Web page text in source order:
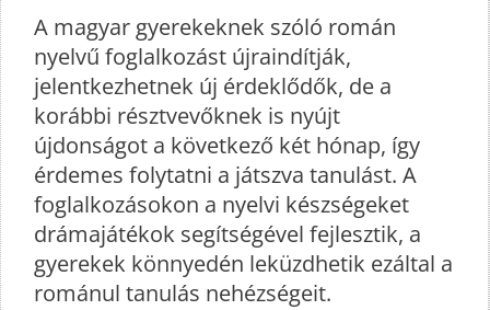
A magyar gyerekeknek szóló román
nyelvű foglalkozást újraindítják,
jelentkezhetnek új érdeklődők, de a
korábbi résztvevőknek is nyújt
újdonságot a következő két hónap, így
érdemes folytatni a játszva tanulást. A
foglalkozásokon a nyelvi készségeket
drámajátékok segítségével fejlesztik, a
gyerekek könnyedén leküzdhetik ezáltal a
románul tanulás nehézségeit.